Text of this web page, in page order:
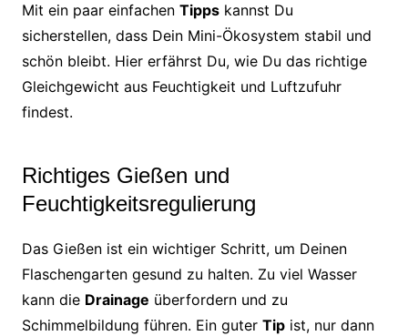
Mit ein paar einfachen Tippskannst Du
sicherstellen, dass Dein Mini-Ökosystem stabil und
schön bleibt. Hier erfährst Du, wie Du das richtige
Gleichgewicht aus Feuchtigkeit und Luftzufuhr
findest.
Richtiges Gießen und
Feuchtigkeitsregulierung
Das Gießen ist ein wichtiger Schritt, um Deinen
Flaschengarten gesund zu halten. Zu viel Wasser
kann die Drainage überfordern und zu
Schimmelbildung führen. Ein guter Tipist, nur dann